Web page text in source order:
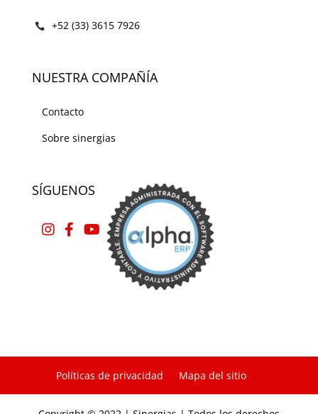
+52 (33) 3615 7926
NUESTRA COMPAÑÍA
Contacto
Sobre sinergias
SÍGUENOS
Políticas de privacidad Mapa del sitio